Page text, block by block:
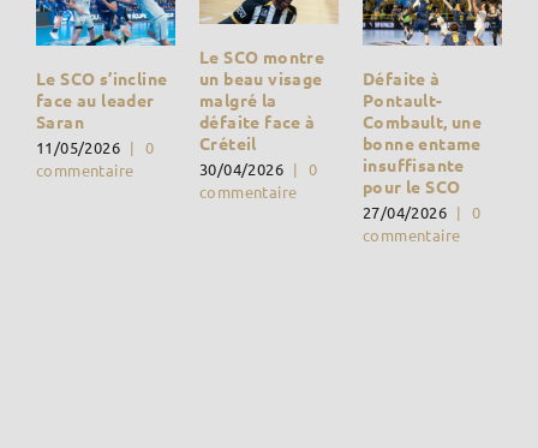
Le SCO s’incline
face au leader
Saran
11/05/2026 |
0
commentaire
Le SCO montre
un beau visage
malgré la
défaite face à
Créteil
30/04/2026 |
0
commentaire
Défaite à
Pontault-
Combault, une
bonne entame
insuffisante
pour le SCO
27/04/2026 |
0
commentaire